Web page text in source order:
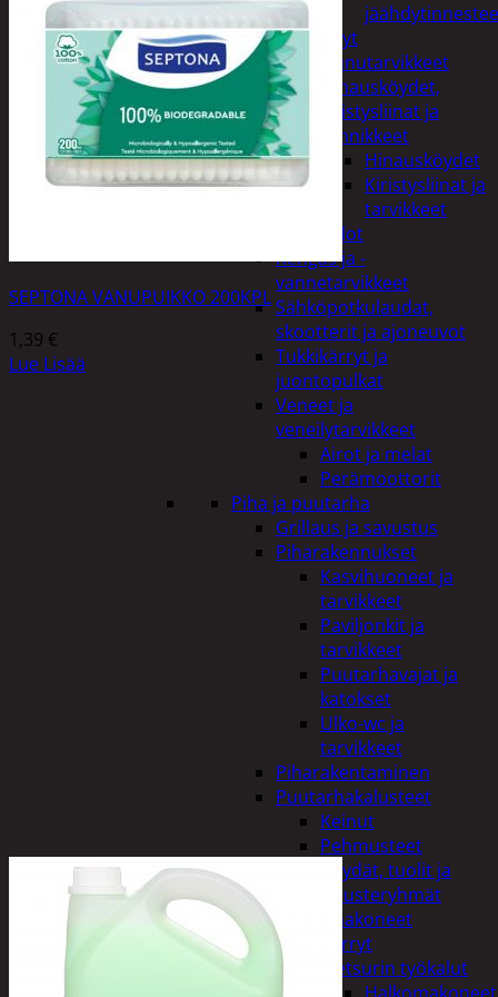
Öljyt
Perävaunutarvikkeet
Hinausköydet,
kiristysliinat ja
kiinnikkeet
Hinausköydet
Kiristysliinat ja
tarvikkeet
Valot
Rengas ja -
vannetarvikkeet
Sähköpotkulaudat,
skootterit ja ajoneuvot
Tukkikärryt ja
juontopulkat
Veneet ja
veneilytarvikkeet
Airot ja melat
Perämoottorit
Piha ja puutarha
Grillaus ja savustus
Piharakennukset
Kasvihuoneet ja
tarvikkeet
Paviljonkit ja
tarvikkeet
Puutarhavajat ja
katokset
Ulko-wc ja
tarvikkeet
Piharakentaminen
Puutarhakalusteet
Keinut
Pehmusteet
Pöydät, tuolit ja
kalusteryhmät
Puutarhakoneet
Kärryt
Metsurin työkalut
SEPTONA VANUPUIKKO 200KPL
1,39 €
Lue Lisää